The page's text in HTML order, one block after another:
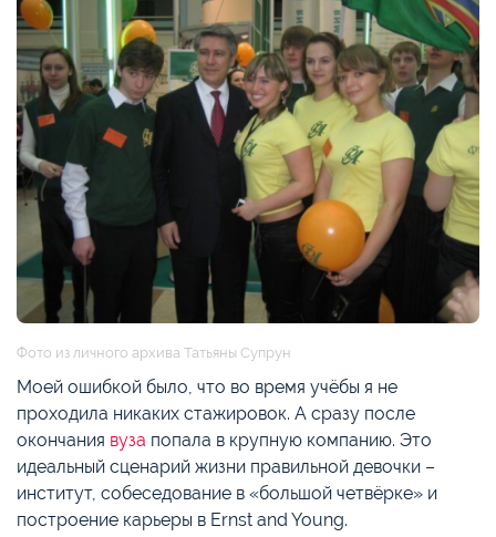
Фото из личного архива Татьяны Супрун
Моей ошибкой было, что во время учёбы я не
проходила никаких стажировок. А сразу после
окончания вуза попала в крупную компанию. Это
идеальный сценарий жизни правильной девочки –
институт, собеседование в «большой четвёрке» и
построение карьеры в Ernst and Young.